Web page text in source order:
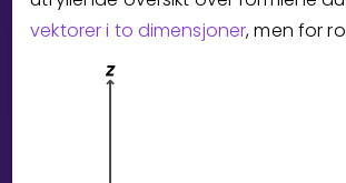
Logg inn
vektorer i to dimensjoner, men for